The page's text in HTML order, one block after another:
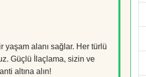
yaşam alanı sağlar. Her türlü
Güçlü İlaçlama, sizin ve
altına alın!